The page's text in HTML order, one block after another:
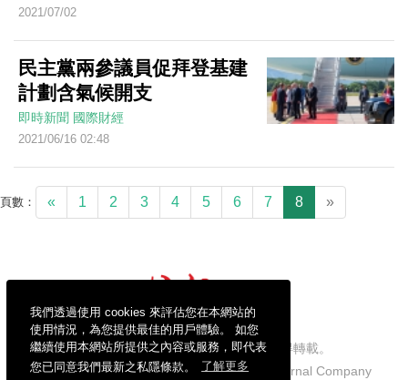
我們透過使用 cookies 來評估您在本網站的
使用情況，為您提供最佳的用戶體驗。 如您
繼續使用本網站所提供之內容或服務，即代表
您已同意我們最新之私隱條款。
了解更多
2021/07/02
民主黨兩參議員促拜登基建
計劃含氣候開支
即時新聞 國際財經
2021/06/16 02:48
頁數： « 1 2 3 4 5 6 7 8 »
信報財經新聞有限公司版權所有，不得轉載。
Copyright © 2026 Hong Kong Economic Journal Company